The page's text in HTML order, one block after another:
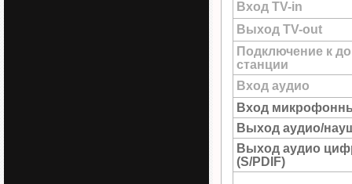
Вход TV-in
Выход TV-out
Подключение к
станции
Вход аудио
Вход
Выход аудио/
Выход аудио
(S/PDIF)